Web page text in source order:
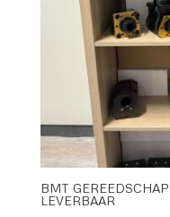
BMT
LEVERBAAR